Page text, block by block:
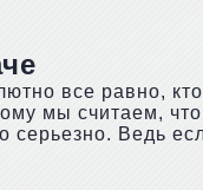
все равно,
мы считаем,
серьезно. Ведь